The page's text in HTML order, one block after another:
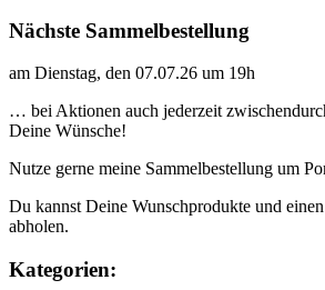
Nächste Sammelbestellung
am Dienstag, den 07.07.26 um 19h
… bei Aktionen auch jederzeit
Deine Wünsche!
Nutze gerne meine Sammelbestellung um
Du kannst Deine Wunschprodukte und
abholen.
Kategorien: